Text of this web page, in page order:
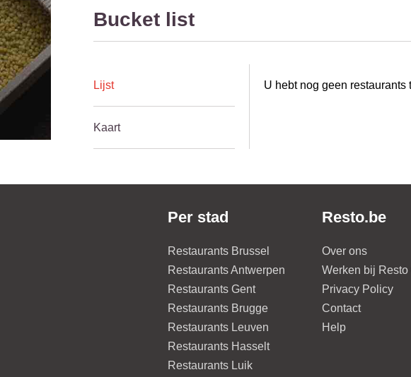
Bucket list
Lijst
Kaart
U hebt nog geen
Per stad
Restaurants Brussel
Restaurants Antwerpen
Restaurants Gent
Restaurants Brugge
Restaurants Leuven
Restaurants Hasselt
Restaurants Luik
Resto.be
Over ons
Werken bij Resto
Privacy Policy
Contact
Help